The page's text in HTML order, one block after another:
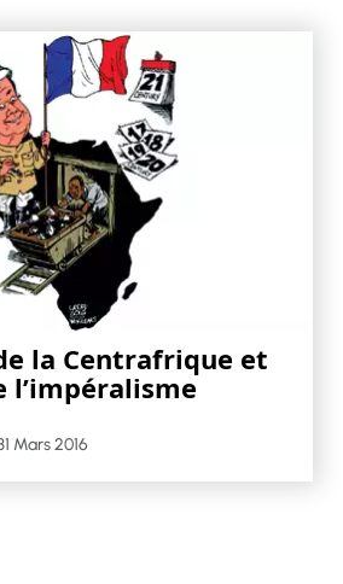
la Centrafrique et
l’impéralisme
Mars 2016